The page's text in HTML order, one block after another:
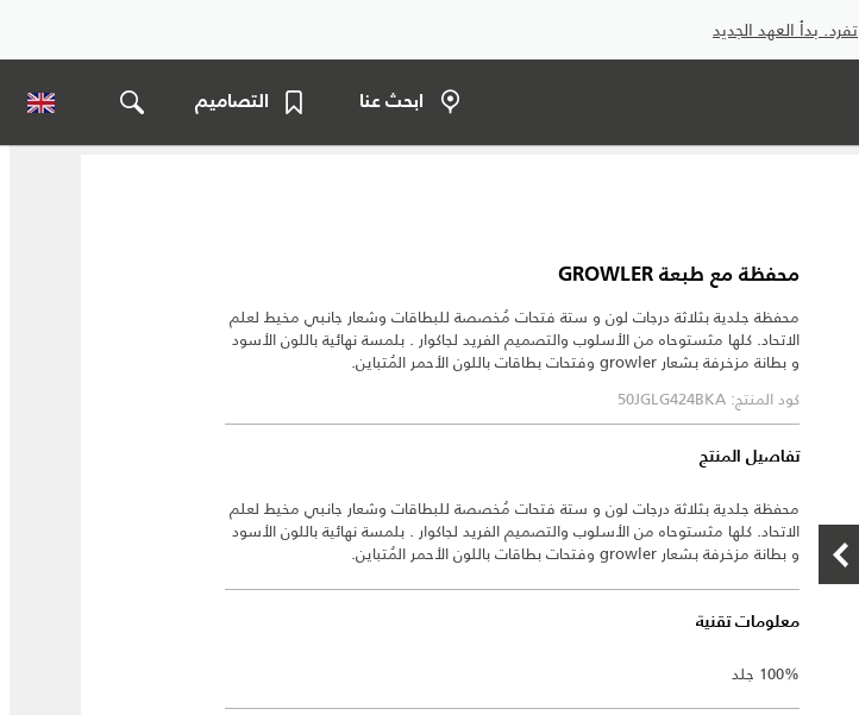
تفرد. بدأ العهد الجديد
ابحث عنا التصاميم
محفظة مع طبعة GROWLER
محفظة جلدية بثلاثة درجات لون و ستة فتحات مُخصصة للبطاقات وشعار جانبي مخيط لعلم
الاتحاد. كلها مثستوحاه من الأسلوب والتصميم الفريد لجاكوار . بلمسة نهائية باللون الأسود
و بطانة مزخرفة بشعار growler وفتحات بطاقات باللون الأحمر المُتباين.
كود المنتج: 50JGLG424BKA
تفاصيل المنتج
محفظة جلدية بثلاثة درجات لون و ستة فتحات مُخصصة للبطاقات وشعار جانبي مخيط لعلم
الاتحاد. كلها مثستوحاه من الأسلوب والتصميم الفريد لجاكوار . بلمسة نهائية باللون الأسود
و بطانة مزخرفة بشعار growler وفتحات بطاقات باللون الأحمر المُتباين.
معلومات تقنية
100% جلد